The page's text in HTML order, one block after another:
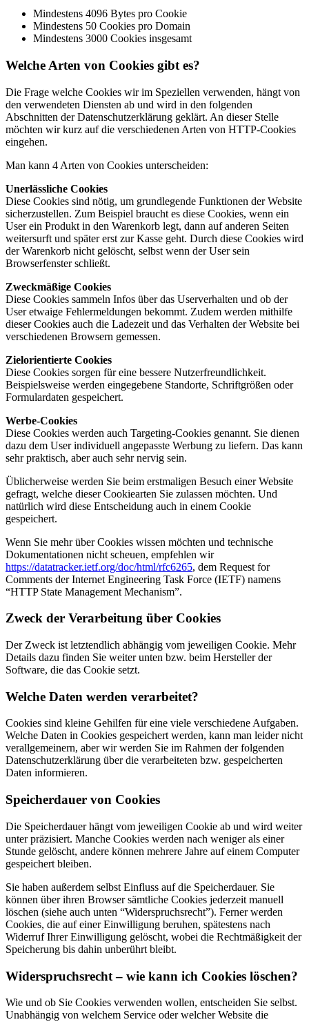
Mindestens 4096 Bytes pro Cookie
Mindestens 50 Cookies pro Domain
Mindestens 3000 Cookies insgesamt
Welche Arten von Cookies gibt es?
Die Frage welche Cookies wir im Speziellen verwenden, hängt von
den verwendeten Diensten ab und wird in den folgenden
Abschnitten der Datenschutzerklärung geklärt. An dieser Stelle
möchten wir kurz auf die verschiedenen Arten von HTTP-Cookies
eingehen.
Man kann 4 Arten von Cookies unterscheiden:
Unerlässliche Cookies
Diese Cookies sind nötig, um grundlegende Funktionen der Website
sicherzustellen. Zum Beispiel braucht es diese Cookies, wenn ein
User ein Produkt in den Warenkorb legt, dann auf anderen Seiten
weitersurft und später erst zur Kasse geht. Durch diese Cookies wird
der Warenkorb nicht gelöscht, selbst wenn der User sein
Browserfenster schließt.
Zweckmäßige Cookies
Diese Cookies sammeln Infos über das Userverhalten und ob der
User etwaige Fehlermeldungen bekommt. Zudem werden mithilfe
dieser Cookies auch die Ladezeit und das Verhalten der Website bei
verschiedenen Browsern gemessen.
Zielorientierte Cookies
Diese Cookies sorgen für eine bessere Nutzerfreundlichkeit.
Beispielsweise werden eingegebene Standorte, Schriftgrößen oder
Formulardaten gespeichert.
Werbe-Cookies
Diese Cookies werden auch Targeting-Cookies genannt. Sie dienen
dazu dem User individuell angepasste Werbung zu liefern. Das kann
sehr praktisch, aber auch sehr nervig sein.
Üblicherweise werden Sie beim erstmaligen Besuch einer Website
gefragt, welche dieser Cookiearten Sie zulassen möchten. Und
natürlich wird diese Entscheidung auch in einem Cookie
gespeichert.
Wenn Sie mehr über Cookies wissen möchten und technische
Dokumentationen nicht scheuen, empfehlen wir
https://datatracker.ietf.org/doc/html/rfc6265, dem Request for
Comments der Internet Engineering Task Force (IETF) namens
“HTTP State Management Mechanism”.
Zweck der Verarbeitung über Cookies
Der Zweck ist letztendlich abhängig vom jeweiligen Cookie. Mehr
Details dazu finden Sie weiter unten bzw. beim Hersteller der
Software, die das Cookie setzt.
Welche Daten werden verarbeitet?
Cookies sind kleine Gehilfen für eine viele verschiedene Aufgaben.
Welche Daten in Cookies gespeichert werden, kann man leider nicht
verallgemeinern, aber wir werden Sie im Rahmen der folgenden
Datenschutzerklärung über die verarbeiteten bzw. gespeicherten
Daten informieren.
Speicherdauer von Cookies
Die Speicherdauer hängt vom jeweiligen Cookie ab und wird weiter
unter präzisiert. Manche Cookies werden nach weniger als einer
Stunde gelöscht, andere können mehrere Jahre auf einem Computer
gespeichert bleiben.
Sie haben außerdem selbst Einfluss auf die Speicherdauer. Sie
können über ihren Browser sämtliche Cookies jederzeit manuell
löschen (siehe auch unten “Widerspruchsrecht”). Ferner werden
Cookies, die auf einer Einwilligung beruhen, spätestens nach
Widerruf Ihrer Einwilligung gelöscht, wobei die Rechtmäßigkeit der
Speicherung bis dahin unberührt bleibt.
Widerspruchsrecht – wie kann ich Cookies löschen?
Wie und ob Sie Cookies verwenden wollen, entscheiden Sie selbst.
Unabhängig von welchem Service oder welcher Website die